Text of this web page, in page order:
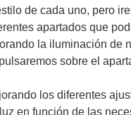
de cada uno, pero
apartados que
la iluminación de
sobre el
los diferentes
en función de las